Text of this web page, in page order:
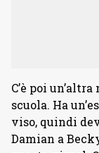
C’è poi
scuola. Ha
viso, quindi
Damian a